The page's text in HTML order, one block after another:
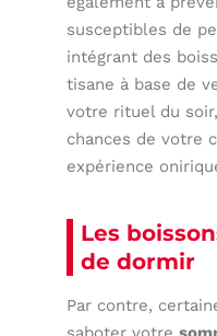
susceptibles de
intégrant des
tisane à base de
votre rituel du
chances de votre
expérience
Les
de dormir
Par contre,